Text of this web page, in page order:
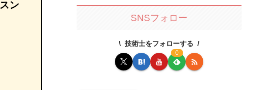
ン
SNSフォロー
技術士をフォローする
0